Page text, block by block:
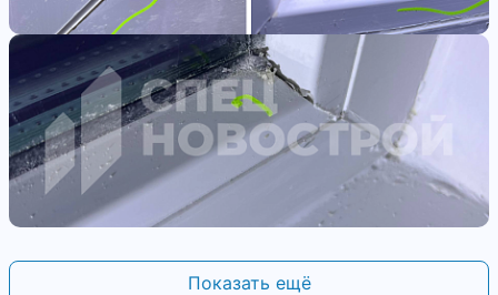
Показать ещё